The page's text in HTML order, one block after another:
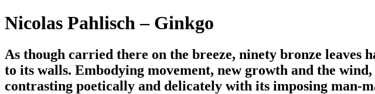
Nicolas Pahlisch – Ginkgo
As though carried there on the breeze, ninety bronze leaves
to its walls. Embodying movement, new growth and the
contrasting poetically and delicately with its imposing man-